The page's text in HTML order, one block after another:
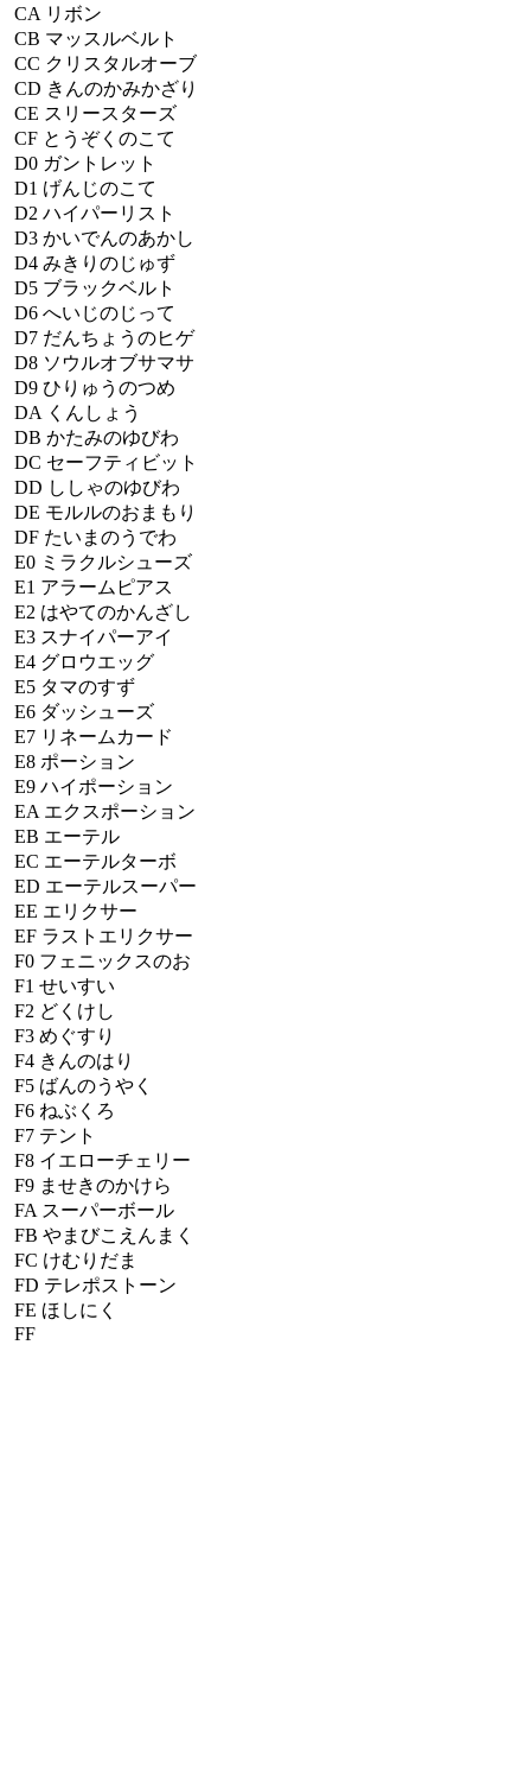
CA リボン
CB マッスルベルト
CC クリスタルオーブ
CD きんのかみかざり
CE スリースターズ
CF とうぞくのこて
D0 ガントレット
D1 げんじのこて
D2 ハイパーリスト
D3 かいでんのあかし
D4 みきりのじゅず
D5 ブラックベルト
D6 へいじのじって
D7 だんちょうのヒゲ
D8 ソウルオブサマサ
D9 ひりゅうのつめ
DA くんしょう
DB かたみのゆびわ
DC セーフティビット
DD ししゃのゆびわ
DE モルルのおまもり
DF たいまのうでわ
E0 ミラクルシューズ
E1 アラームピアス
E2 はやてのかんざし
E3 スナイパーアイ
E4 グロウエッグ
E5 タマのすず
E6 ダッシューズ
E7 リネームカード
E8 ポーション
E9 ハイポーション
EA エクスポーション
EB エーテル
EC エーテルターボ
ED エーテルスーパー
EE エリクサー
EF ラストエリクサー
F0 フェニックスのお
F1 せいすい
F2 どくけし
F3 めぐすり
F4 きんのはり
F5 ばんのうやく
F6 ねぶくろ
F7 テント
F8 イエローチェリー
F9 ませきのかけら
FA スーパーボール
FB やまびこえんまく
FC けむりだま
FD テレポストーン
FE ほしにく
FF